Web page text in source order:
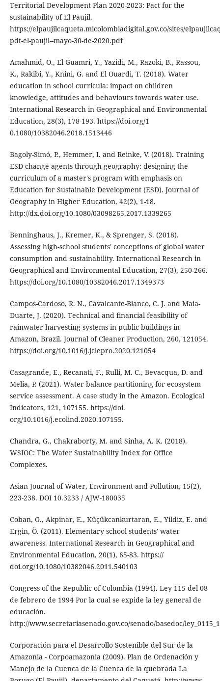
Territorial Development Plan 2020-2023: Pact for the
sustainability of El Paujil.
https://elpaujilcaqueta.micolombiadigital.gov.co/sites/
pdt-el-paujil--mayo-30-de-2020.pdf
Amahmid, O., El Guamri, Y., Yazidi, M., Razoki, B., Rassou,
K., Rakibi, Y., Knini, G. and El Ouardi, T. (2018). Water
education in school curricula: impact on children
knowledge, attitudes and behaviours towards water use.
International Research in Geographical and Environmental
Education, 28(3), 178-193. https://doi.org/1
0.1080/10382046.2018.1513446
Bagoly-Simó, P., Hemmer, I. and Reinke, V. (2018). Training
ESD change agents through geography: designing the
curriculum of a master's program with emphasis on
Education for Sustainable Development (ESD). Journal of
Geography in Higher Education, 42(2), 1-18.
http://dx.doi.org/10.1080/03098265.2017.1339265
Benninghaus, J., Kremer, K., & Sprenger, S. (2018).
Assessing high-school students' conceptions of global water
consumption and sustainability. International Research in
Geographical and Environmental Education, 27(3), 250-266.
https://doi.org/10.1080/10382046.2017.1349373
Campos-Cardoso, R. N., Cavalcante-Blanco, C. J. and Maia-
Duarte, J. (2020). Technical and financial feasibility of
rainwater harvesting systems in public buildings in
Amazon, Brazil. Journal of Cleaner Production, 260, 121054.
https://doi.org/10.1016/j.jclepro.2020.121054
Casagrande, E., Recanati, F., Rulli, M. C., Bevacqua, D. and
Melia, P. (2021). Water balance partitioning for ecosystem
service assessment. A case study in the Amazon. Ecological
Indicators, 121, 107155. https://doi.
org/10.1016/j.ecolind.2020.107155.
Chandra, G., Chakraborty, M. and Sinha, A. K. (2018).
WSIOC: The Water Sustainability Index for Office
Complexes.
Asian Journal of Water, Environment and Pollution, 15(2),
223-238. DOI 10.3233 / AJW-180035
Coban, G., Akpinar, E., Küçükcankurtaran, E., Yildiz, E. and
Ergin, Ö. (2011). Elementary school students' water
awareness. International Research in Geographical and
Environmental Education, 20(1), 65-83. https://
doi.org/10.1080/10382046.2011.540103
Congress of the Republic of Colombia (1994). Ley 115 del 08
de febrero de 1994 Por la cual se expide la ley general de
educación.
http://www.secretariasenado.gov.co/senado/basedoc/
Corporación para el Desarrollo Sostenible del Sur de la
Amazonia - Corpoamazonia (2009). Plan de Ordenación y
Manejo de la Cuenca de la Cuenca de la quebrada La